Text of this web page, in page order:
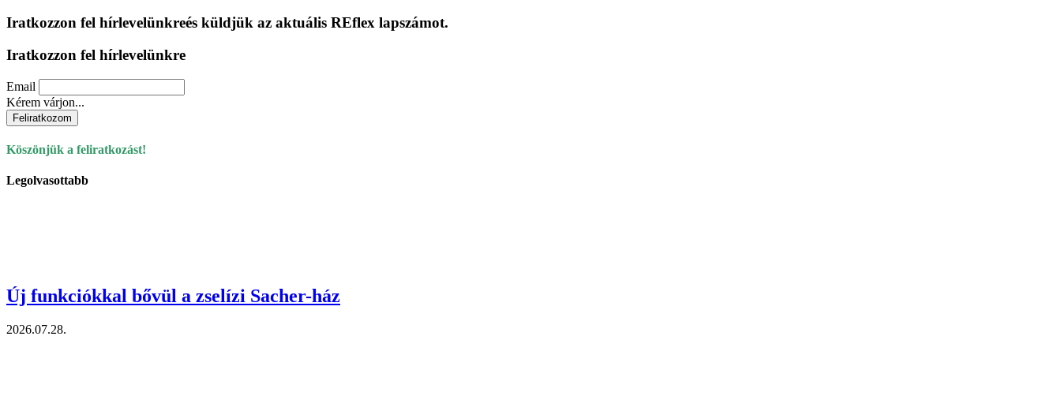
Iratkozzon fel hírlevelünkreés küldjük az aktuális REflex lapszámot.
Iratkozzon fel hírlevelünkre
Email
Kérem várjon...
Köszönjük a feliratkozást!
Legolvasottabb
Új funkciókkal bővül a zselízi Sacher-ház
2026.07.28.